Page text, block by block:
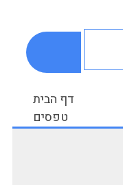
דף הבית
טפסים